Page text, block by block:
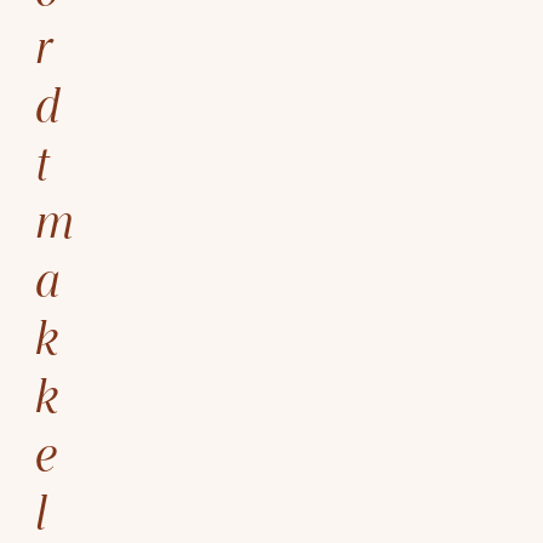
r
d
t
m
a
k
k
e
l